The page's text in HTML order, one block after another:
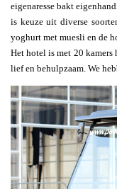
eigenaresse bakt
is keuze uit diverse
yoghurt met muesli en de
Het hotel is met 20 kamers
lief en behulpzaam. We